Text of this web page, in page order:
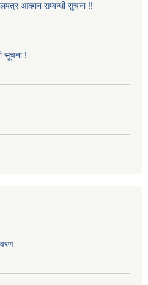
आव्हान सम्बन्धी सुचना !!
सूचना !